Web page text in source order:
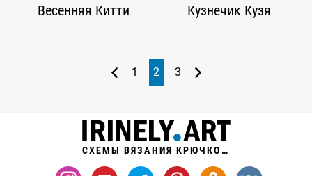
Весенняя Китти Кузнечик Кузя
1 2 3
СХЕМЫ ВЯЗАНИЯ КРЮЧКОМ